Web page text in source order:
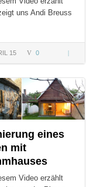
uns Andi Breuss
15 0
eines
mit
Video erzählt